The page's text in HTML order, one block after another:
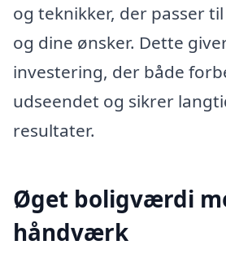
og teknikker, der passer
og dine ønsker. Dette
investering, der både
udseendet og sikrer
resultater.
Øget boligværdi
håndværk